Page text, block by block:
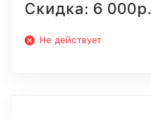
Скидка: 6 000р.
Не действует